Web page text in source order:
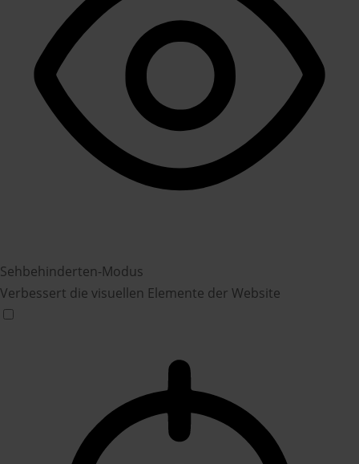
Sehbehinderten-Modus
Verbessert die visuellen Elemente der Website